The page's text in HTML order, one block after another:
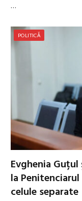
…
POLITICĂ
Evghenia
la
celule separate